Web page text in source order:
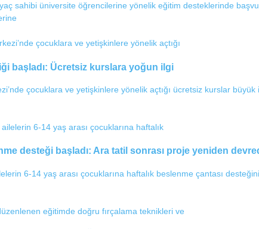
sahibi üniversite öğrencilerine yönelik eğitim desteklerinde
başladı: Ücretsiz kurslara yoğun ilgi
çocuklara ve yetişkinlere yönelik açtığı ücretsiz kurslar büyük
desteği başladı: Ara tatil sonrası proje yeniden
6-14 yaş arası çocuklarına haftalık beslenme çantası